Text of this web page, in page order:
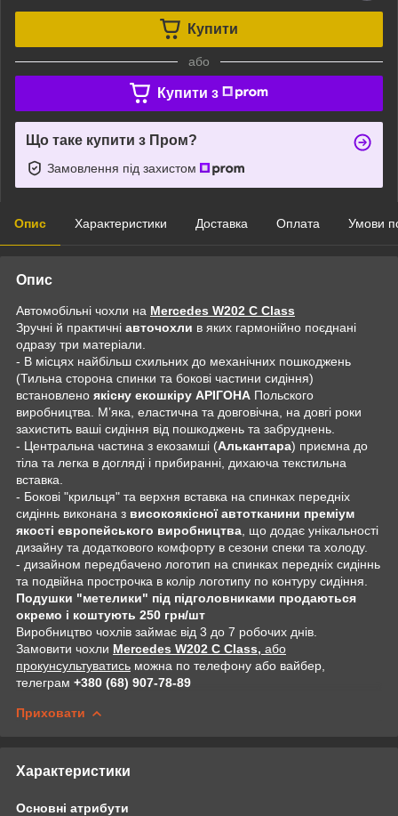
Купити
або
Купити з
Що таке купити з Пром?
Замовлення під захистом
Опис Характеристики Доставка Оплата Умови
Опис
Автомобільні чохли на Mercedes W202 С Class
Зручні й практичні авточохли в яких гармонійно поєднані
одразу три матеріали.
- В місцях найбільш схильних до механічних пошкоджень
(Тильна сторона спинки та бокові частини сидіння)
встановлено якісну екошкіру АРІГОНА Польского
виробництва. Мʼяка, еластична та довговічна, на довгі роки
захистить ваші сидіння від пошкоджень та забруднень.
- Центральна частина з екозамші (Алькантара) приємна до
тіла та легка в догляді і прибиранні, дихаюча текстильна
вставка.
- Бокові "крильця" та верхня вставка на спинках передніх
сидіннь виконана з високоякісної автотканини преміум
якості европейського виробництва , що додає унікальності
дизайну та додаткового комфорту в сезони спеки та холоду.
- дизайном передбачено логотип на спинках передніх сидіннь
та подвійна прострочка в колір логотипу по контуру сидіння.
Подушки "метелики" під підголовниками продаються
окремо і коштують 250 грн/шт
Виробництво чохлів займає від 3 до 7 робочих днів.
Замовити чохли Mercedes W202 С Class, або
прокунсультуватись можна по телефону або вайбер,
телеграм +380 (68) 907-78-89
Приховати
Характеристики
Основні атрибути